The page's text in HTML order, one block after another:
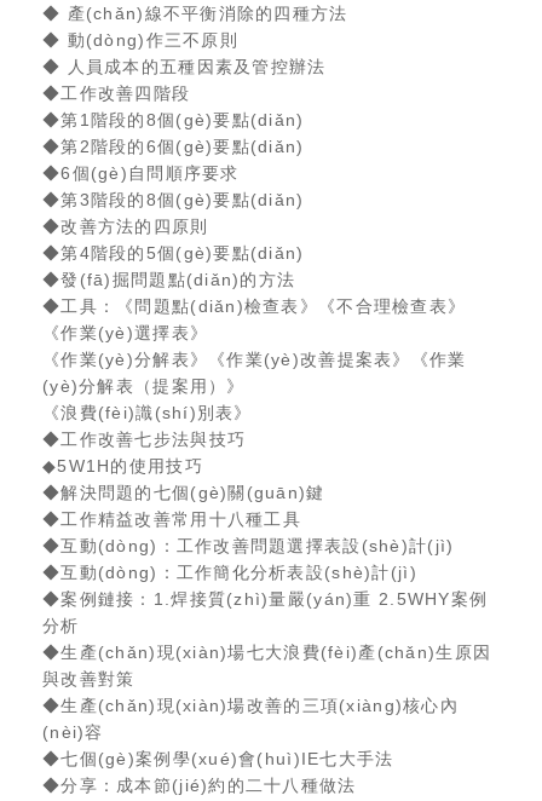
◆ 產(chǎn)線不平衡消除的四種方法
◆ 動(dòng)作三不原則
◆ 人員成本的五種因素及管控辦法
◆工作改善四階段
◆第1階段的8個(gè)要點(diǎn)
◆第2階段的6個(gè)要點(diǎn)
◆6個(gè)自問順序要求
◆第3階段的8個(gè)要點(diǎn)
◆改善方法的四原則
◆第4階段的5個(gè)要點(diǎn)
◆發(fā)掘問題點(diǎn)的方法
◆工具：《問題點(diǎn)檢查表》《不合理檢查表》
《作業(yè)選擇表》
《作業(yè)分解表》《作業(yè)改善提案表》《作業
(yè)分解表（提案用）》
《浪費(fèi)識(shí)別表》
◆工作改善七步法與技巧
◆5W1H的使用技巧
◆解決問題的七個(gè)關(guān)鍵
◆工作精益改善常用十八種工具
◆互動(dòng)：工作改善問題選擇表設(shè)計(jì)
◆互動(dòng)：工作簡化分析表設(shè)計(jì)
◆案例鏈接：1.焊接質(zhì)量嚴(yán)重 2.5WHY案例
分析
◆生產(chǎn)現(xiàn)場七大浪費(fèi)產(chǎn)生原因
與改善對策
◆生產(chǎn)現(xiàn)場改善的三項(xiàng)核心內
(nèi)容
◆七個(gè)案例學(xué)會(huì)IE七大手法
◆分享：成本節(jié)約的二十八種做法